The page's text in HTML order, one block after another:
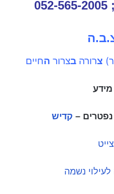
צרורה בצרור החיים
– קדיש
נשמה